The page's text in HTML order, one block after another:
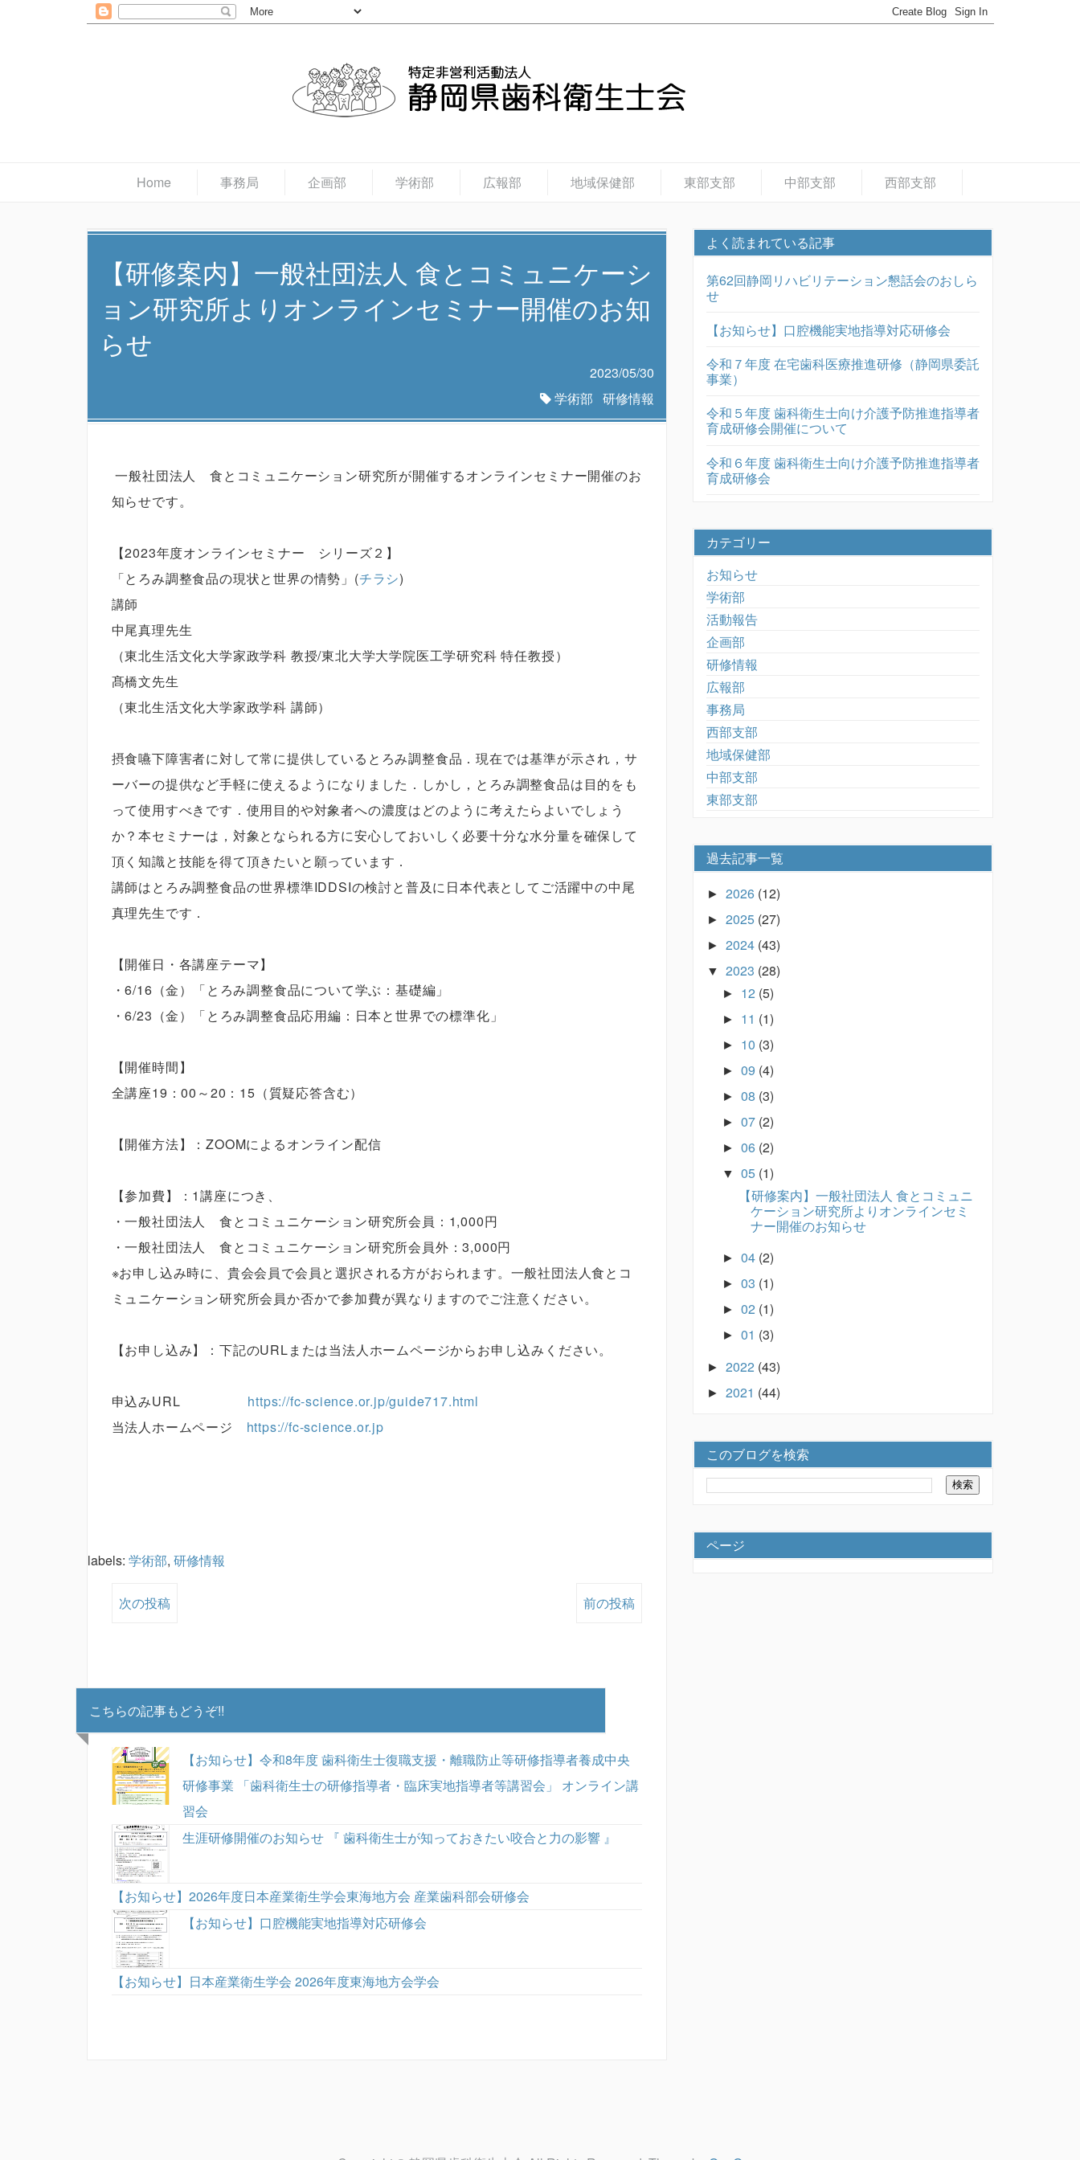
Home 事務局 企画部 学術部 広報部 地域保健部 東部支部 中部支部 西部支部
【研修案内】一般社団法人 食とコミュニケーシ
ョン研究所よりオンラインセミナー開催のお知
らせ
2023/05/30
学術部 研修情報
一般社団法人 食とコミュニケーション研究所が開催するオンラインセミナー開催のお
知らせです。
【2023年度オンラインセミナー シリーズ２】
「とろみ調整食品の現状と世界の情勢」(チラシ)
講師
中尾真理先生
（東北生活文化大学家政学科 教授/東北大学大学院医工学研究科 特任教授）
髙橋文先生
（東北生活文化大学家政学科 講師）
摂食嚥下障害者に対して常に提供しているとろみ調整食品．現在では基準が示され，サ
ーバーの提供など手軽に使えるようになりました．しかし，とろみ調整食品は目的をも
って使用すべきです．使用目的や対象者への濃度はどのように考えたらよいでしょう
か？本セミナーは，対象となられる方に安心しておいしく必要十分な水分量を確保して
頂く知識と技能を得て頂きたいと願っています．
講師はとろみ調整食品の世界標準IDDSIの検討と普及に日本代表としてご活躍中の中尾
真理先生です．
【開催日・各講座テーマ】
・6/16（金）「とろみ調整食品について学ぶ：基礎編」
・6/23（金）「とろみ調整食品応用編：日本と世界での標準化」
【開催時間】
全講座19：00～20：15（質疑応答含む）
【開催方法】：ZOOMによるオンライン配信
【参加費】：1講座につき、
・一般社団法人 食とコミュニケーション研究所会員：1,000円
・一般社団法人 食とコミュニケーション研究所会員外：3,000円
※お申し込み時に、貴会会員で会員と選択される方がおられます。一般社団法人食とコ
ミュニケーション研究所会員か否かで参加費が異なりますのでご注意ください。
【お申し込み】：下記のURLまたは当法人ホームページからお申し込みください。
申込みURL https://fc-science.or.jp/guide717.html
当法人ホームページ https://fc-science.or.jp
labels: 学術部, 研修情報
次の投稿 前の投稿
こちらの記事もどうぞ!!
【お知らせ】令和8年度 歯科衛生士復職支援・離職防止等研修指導者養成中央
研修事業 「歯科衛生士の研修指導者・臨床実地指導者等講習会」 オンライン講
習会
生涯研修開催のお知らせ 『 歯科衛生士が知っておきたい咬合と力の影響 』
【お知らせ】2026年度日本産業衛生学会東海地方会 産業歯科部会研修会
【お知らせ】口腔機能実地指導対応研修会
【お知らせ】日本産業衛生学会 2026年度東海地方会学会
よく読まれている記事
第62回静岡リハビリテーション懇話会のおしら
せ
【お知らせ】口腔機能実地指導対応研修会
令和７年度 在宅歯科医療推進研修（静岡県委託
事業）
令和５年度 歯科衛生士向け介護予防推進指導者
育成研修会開催について
令和６年度 歯科衛生士向け介護予防推進指導者
育成研修会
カテゴリー
お知らせ
学術部
活動報告
企画部
研修情報
広報部
事務局
西部支部
地域保健部
中部支部
東部支部
過去記事一覧
► 2026 (12)
► 2025 (27)
► 2024 (43)
▼ 2023 (28)
► 12 (5)
► 11 (1)
► 10 (3)
► 09 (4)
► 08 (3)
► 07 (2)
► 06 (2)
▼ 05 (1)
【研修案内】一般社団法人 食とコミュニ
ケーション研究所よりオンラインセミ
ナー開催のお知らせ
► 04 (2)
► 03 (1)
► 02 (1)
► 01 (3)
► 2022 (43)
► 2021 (44)
このブログを検索
ページ